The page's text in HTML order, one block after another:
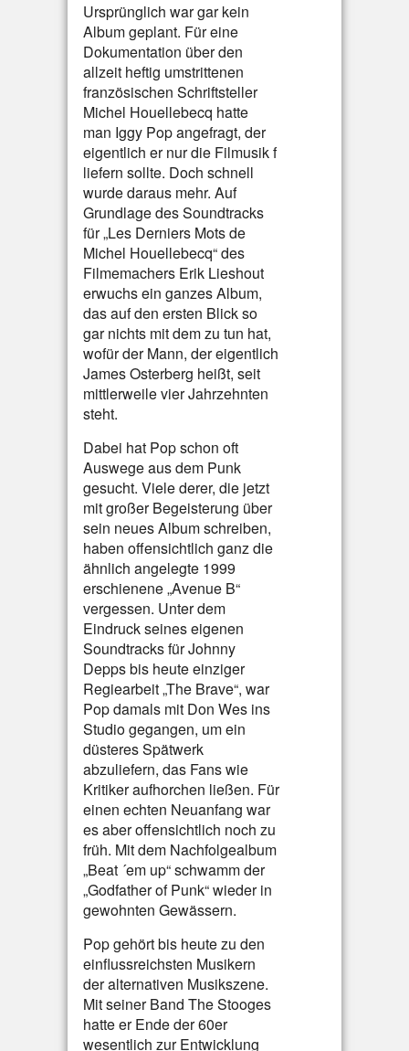
Ursprünglich war gar kein
Album geplant. Für eine
Dokumentation über den
allzeit heftig umstrittenen
französischen Schriftsteller
Michel Houellebecq hatte
man Iggy Pop angefragt, der
eigentlich er nur die Filmusik f
liefern sollte. Doch schnell
wurde daraus mehr. Auf
Grundlage des Soundtracks
für „Les Derniers Mots de
Michel Houellebecq“ des
Filmemachers Erik Lieshout
erwuchs ein ganzes Album,
das auf den ersten Blick so
gar nichts mit dem zu tun hat,
wofür der Mann, der eigentlich
James Osterberg heißt, seit
mittlerweile vier Jahrzehnten
steht.
Dabei hat Pop schon oft
Auswege aus dem Punk
gesucht. Viele derer, die jetzt
mit großer Begeisterung über
sein neues Album schreiben,
haben offensichtlich ganz die
ähnlich angelegte 1999
erschienene „Avenue B“
vergessen. Unter dem
Eindruck seines eigenen
Soundtracks für Johnny
Depps bis heute einziger
Regiearbeit „The Brave“, war
Pop damals mit Don Wes ins
Studio gegangen, um ein
düsteres Spätwerk
abzuliefern, das Fans wie
Kritiker aufhorchen ließen. Für
einen echten Neuanfang war
es aber offensichtlich noch zu
früh. Mit dem Nachfolgealbum
„Beat ´em up“ schwamm der
„Godfather of Punk“ wieder in
gewohnten Gewässern.
Pop gehört bis heute zu den
einflussreichsten Musikern
der alternativen Musikszene.
Mit seiner Band The Stooges
hatte er Ende der 60er
wesentlich zur Entwicklung